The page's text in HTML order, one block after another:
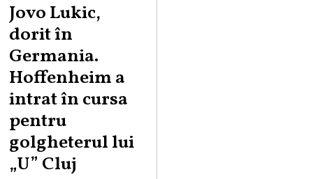
Jovo Lukic,
dorit în
Germania.
Hoffenheim a
intrat în cursa
pentru
golgheterul lui
„U” Cluj